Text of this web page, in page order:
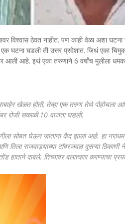
ठेवत नाहीत. पण काही वेळा अशा घटना
एक घटना घडली ती उत्तर प्रदेशात. जिथं एका
आली आहे. इथं एका तरुणाने 6 वर्षांच मुलीला
खेळत होती, तेव्हा एक तरुण तेथे पोहोचला
रोजी सकाळी 10 वाजता घडली.
सोबत घेऊन जाताना कैद झाला आहे. हा
तिला राजवाड्याच्या टॉवरजवळ दुसऱ्या ठिकाणी
हाताने दाबले. तिच्यावर बलात्कार करण्याचा